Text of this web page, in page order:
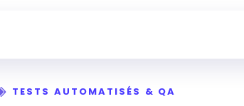
TESTS AUTOMATISÉS & QA